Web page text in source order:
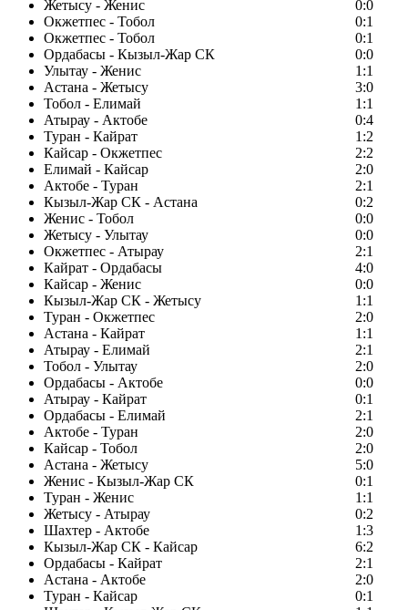
Жетысу - Женис
0:0
Окжетпес - Тобол
0:1
Окжетпес - Тобол
0:1
Ордабасы - Кызыл-Жар СК
0:0
Улытау - Женис
1:1
Астана - Жетысу
3:0
Тобол - Елимай
1:1
Атырау - Актобе
0:4
Туран - Кайрат
1:2
Кайсар - Окжетпес
2:2
Елимай - Кайсар
2:0
Актобе - Туран
2:1
Кызыл-Жар СК - Астана
0:2
Женис - Тобол
0:0
Жетысу - Улытау
0:0
Окжетпес - Атырау
2:1
Кайрат - Ордабасы
4:0
Кайсар - Женис
0:0
Кызыл-Жар СК - Жетысу
1:1
Туран - Окжетпес
2:0
Астана - Кайрат
1:1
Атырау - Елимай
2:1
Тобол - Улытау
2:0
Ордабасы - Актобе
0:0
Атырау - Кайрат
0:1
Ордабасы - Елимай
2:1
Актобе - Туран
2:0
Кайсар - Тобол
2:0
Астана - Жетысу
5:0
Женис - Кызыл-Жар СК
0:1
Туран - Женис
1:1
Жетысу - Атырау
0:2
Шахтер - Актобе
1:3
Кызыл-Жар СК - Кайсар
6:2
Ордабасы - Кайрат
2:1
Астана - Актобе
2:0
Туран - Кайсар
0:1